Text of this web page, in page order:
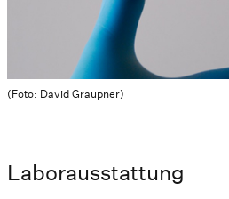
(Foto: David Graupner)
Laborausstattung